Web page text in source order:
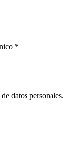
*
datos personales.